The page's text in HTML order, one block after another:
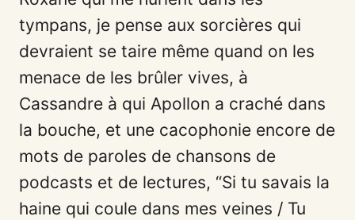
tympans, je pense aux sorcières qui
devraient se taire même quand on les
menace de les brûler vives, à
Cassandre à qui Apollon a craché dans
la bouche, et une cacophonie encore de
mots de paroles de chansons de
podcasts et de lectures, “Si tu savais la
haine qui coule dans mes veines / Tu